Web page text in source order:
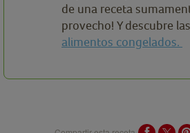
de una receta
provecho! Y descubre las
alimentos congelados.